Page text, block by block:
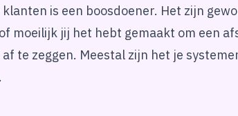
klanten is een boosdoener. Het zijn
moeilijk jij het hebt gemaakt om een
te zeggen. Meestal zijn het je